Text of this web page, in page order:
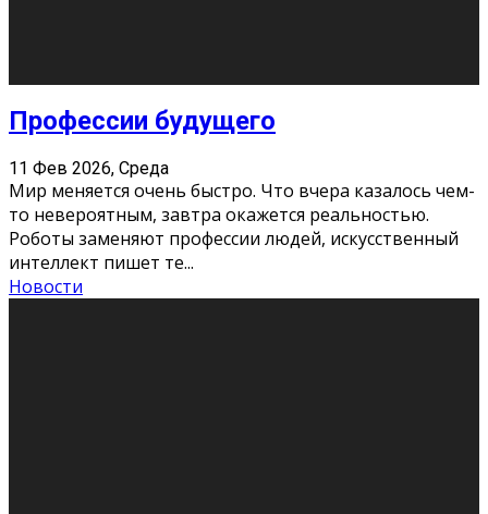
Как бороться со стрессом
11 Фев 2026, Среда
Стресс – нормальная реакция организма, когда
факторов, воздействующих на твой организм
больше, чем ресурсов. Есть советы, как бороться со
стрессовым состояни
Новости